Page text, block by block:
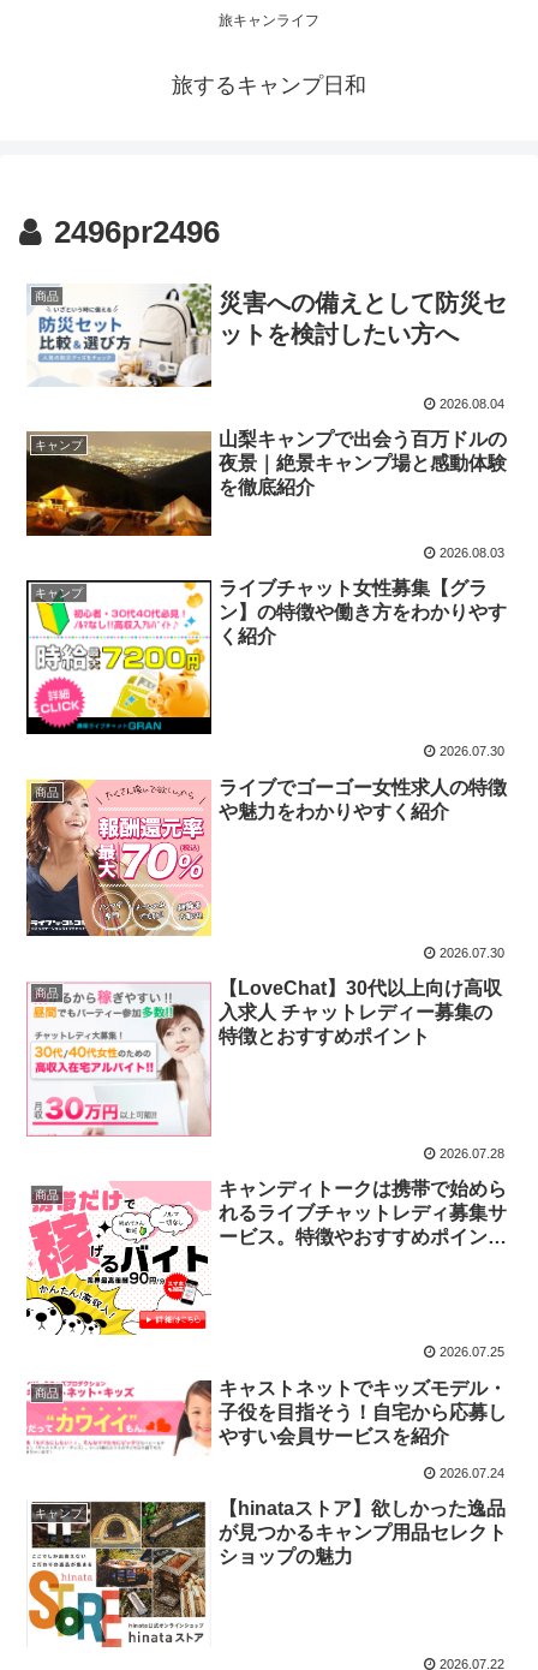
旅キャンライフ
旅するキャンプ日和
2496pr2496
商品
災害への備えとして防災セ
ットを検討したい方へ
2026.08.04
キャンプ
山梨キャンプで出会う百万ドルの
夜景｜絶景キャンプ場と感動体験
を徹底紹介
2026.08.03
キャンプ
ライブチャット女性募集【グラ
ン】の特徴や働き方をわかりやす
く紹介
2026.07.30
商品
ライブでゴーゴー女性求人の特徴
や魅力をわかりやすく紹介
2026.07.30
商品
【LoveChat】30代以上向け高収
入求人 チャットレディー募集の
特徴とおすすめポイント
2026.07.28
商品
キャンディトークは携帯で始めら
れるライブチャットレディ募集サ
ービス。特徴やおすすめポイント
2026.07.25
商品
キャストネットでキッズモデル・
子役を目指そう！自宅から応募し
やすい会員サービスを紹介
2026.07.24
キャンプ
【hinataストア】欲しかった逸品
が見つかるキャンプ用品セレクト
ショップの魅力
2026.07.22